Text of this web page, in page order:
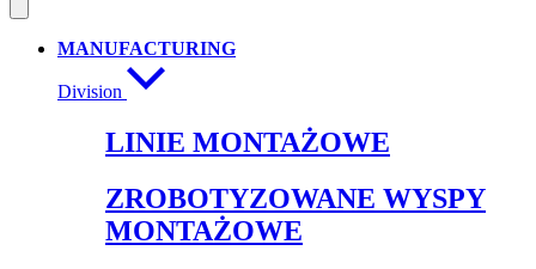
MANUFACTURING
Division
LINIE MONTAŻOWE
ZROBOTYZOWANE WYSPY
MONTAŻOWE